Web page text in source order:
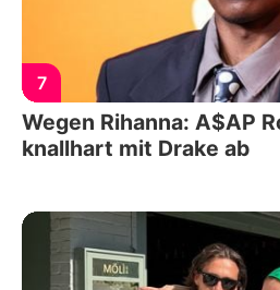
7
Wegen Rihanna: A$AP
knallhart mit Drake ab